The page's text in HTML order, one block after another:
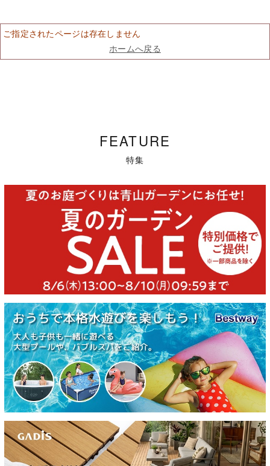
ご指定されたページは存在しません
ホームへ戻る
FEATURE
特集